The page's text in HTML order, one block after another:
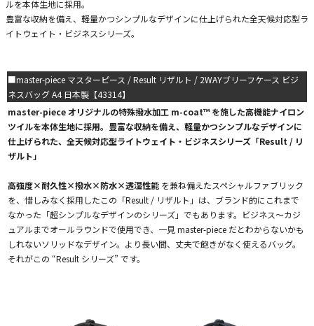
ルを本体生地に採用。
豊富な収納を備え、軽量かつシンプルなデザインに仕上げられた全天候対応型ラ
イトウェイト・ビジネスシリーズ。
■master-piece マスターピース / Result リザルト / 2WAYブリーフケース ビジ
ネスバッグ A4 日本製【43314】
master-piece オリジナルの特殊撥水加工 m-coat™ を施した高機能ナイロン
ツイルを本体生地に採用。豊富な収納を備え、軽量かつシンプルなデザインに
仕上げられた、全天候対応型ライトウェイト・ビジネスシリーズ「Result / リ
ザルト」
高強度×耐久性×撥水×防水×透湿性能 を兼ね備えたスペシャルファブリック
を、惜しみなく採用したこの「Result / リザルト」は、ブランド的にこれまで
なかった「超シンプルなデザインのシリーズ」でもあります。ビジネス～カジ
ュアルまでオールラウンドで使用でき、一見 master-piece だとわからないかも
しれないソリッドなデザイン。より長い間、丈夫で飽きがなく使えるバッグ。
それがこの “Result シリーズ” です。